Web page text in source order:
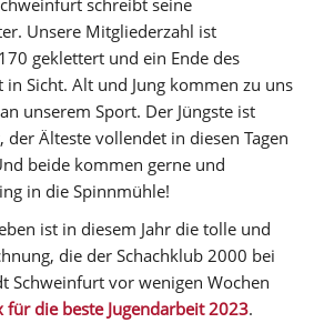
schreibt seine
Unsere Mitgliederzahl ist
geklettert und ein Ende des
in Sicht. Alt und Jung kommen zu uns
unserem Sport. Der Jüngste ist
der Älteste vollendet in diesen Tagen
beide kommen gerne und
in die Spinnmühle!
ist in diesem Jahr die tolle und
die der Schachklub 2000 bei
Schweinfurt vor wenigen Wochen
für die beste Jugendarbeit 2023.